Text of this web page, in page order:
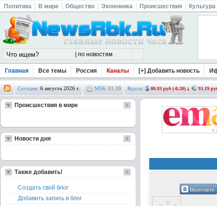
Политика В мире Общество Экономика Происшествия Культура
Главная Все темы Россия Каналы [+] Добавить новость
Сегодня: 6 августа 2026 г. MSK 01 :39 Курсы: 80.93 руб (-0.20) 93.19
Вконтакте
Происшествия в мире
Новости дня
Также добавить!
Создать свой блог
Добавить запись в блог